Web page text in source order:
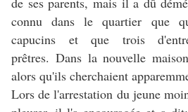
connu dans le quartier que
capucins et que trois
prêtres. Dans la nouvelle
alors qu'ils cherchaient
Lors de l'arrestation du jeune